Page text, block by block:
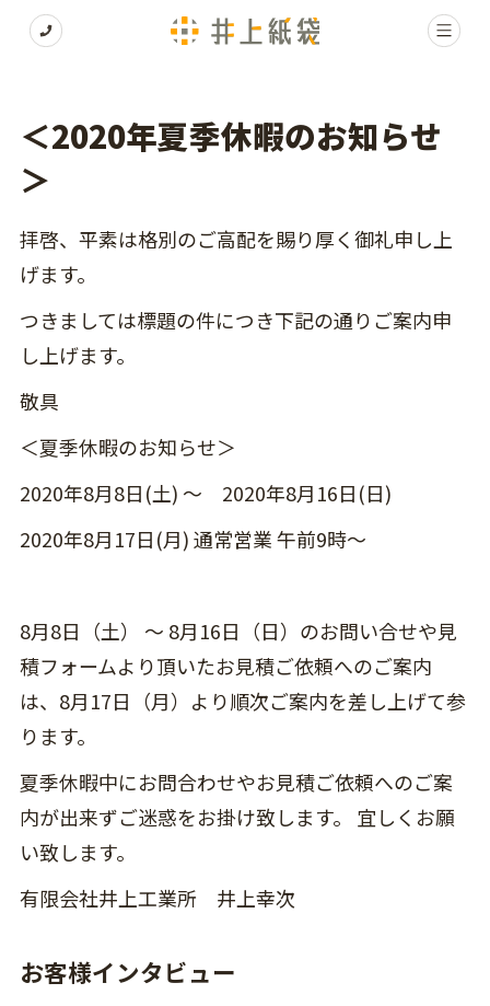
＜2020年夏季休暇のお知らせ
＞
拝啓、平素は格別のご高配を賜り厚く御礼申し上
げます。
つきましては標題の件につき下記の通りご案内申
し上げます。
敬具
＜夏季休暇のお知らせ＞
2020年8月8日(土) ～ 2020年8月16日(日)
2020年8月17日(月) 通常営業 午前9時～
8月8日（土） ～ 8月16日（日）のお問い合せや見
積フォームより頂いたお見積ご依頼へのご案内
は、8月17日（月）より順次ご案内を差し上げて参
ります。
夏季休暇中にお問合わせやお見積ご依頼へのご案
内が出来ずご迷惑をお掛け致します。 宜しくお願
い致します。
有限会社井上工業所 井上幸次
お客様インタビュー